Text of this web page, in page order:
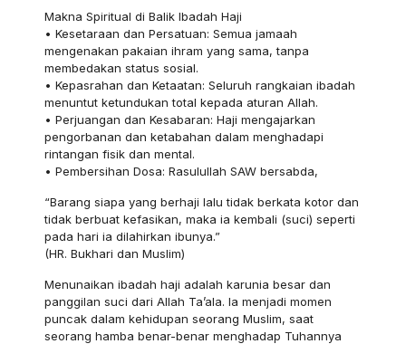
Makna Spiritual di Balik Ibadah Haji
• Kesetaraan dan Persatuan: Semua jamaah
mengenakan pakaian ihram yang sama, tanpa
membedakan status sosial.
• Kepasrahan dan Ketaatan: Seluruh rangkaian ibadah
menuntut ketundukan total kepada aturan Allah.
• Perjuangan dan Kesabaran: Haji mengajarkan
pengorbanan dan ketabahan dalam menghadapi
rintangan fisik dan mental.
• Pembersihan Dosa: Rasulullah SAW bersabda,
“Barang siapa yang berhaji lalu tidak berkata kotor dan
tidak berbuat kefasikan, maka ia kembali (suci) seperti
pada hari ia dilahirkan ibunya.”
(HR. Bukhari dan Muslim)
Menunaikan ibadah haji adalah karunia besar dan
panggilan suci dari Allah Ta’ala. Ia menjadi momen
puncak dalam kehidupan seorang Muslim, saat
seorang hamba benar-benar menghadap Tuhannya